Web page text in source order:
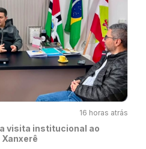
16 horas atrás
visita institucional ao